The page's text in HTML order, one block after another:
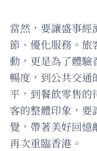
當然，要讓盛事經
節、優化服務。旅
動，更是為了體驗
暢度，到公共交
平，到餐飲零售的
客的整體印象，
覺，帶著美好回憶
再次重臨香港。